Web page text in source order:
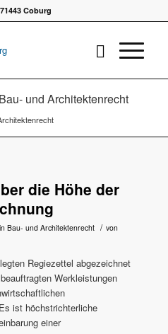
Coburg
und Architektenrecht
die Höhe der
in Bau- und Architektenrecht / von
Regiezettel abgezeichnet
Werkleistungen
ist höchstrichterliche
einer